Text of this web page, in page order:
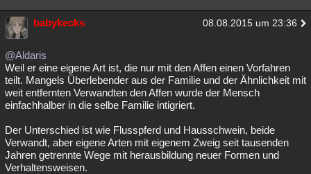
babykecks 08.08.2015 um 23:36
@Aldaris
Weil er eine eigene Art ist, die nur mit den Affen einen Vorfahren
teilt. Mangels Überlebender aus der Familie und der Ähnlichkeit mit
weit entfernten Verwandten den Affen wurde der Mensch
einfachhalber in die selbe Familie intigriert.
Der Unterschied ist wie Flusspferd und Hausschwein, beide
Verwandt, aber eigene Arten mit eigenem Zweig seit tausenden
Jahren getrennte Wege mit herausbildung neuer Formen und
Verhaltensweisen.